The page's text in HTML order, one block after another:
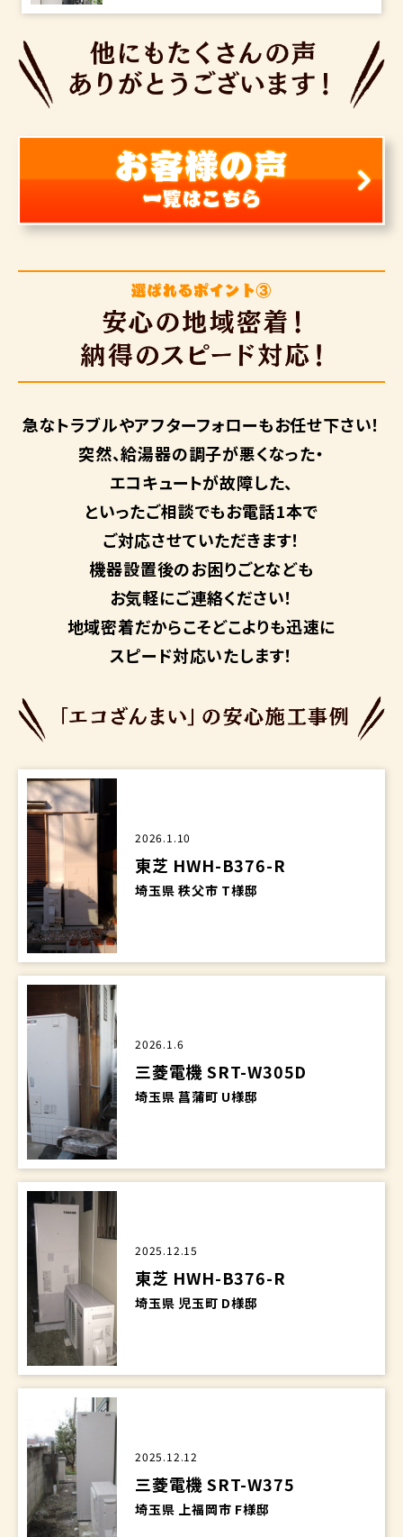
急なトラブルやアフターフォローもお任せ下さい！
突然、給湯器の調子が悪くなった・
エコキュートが故障した、
といったご相談でもお電話1本で
ご対応させていただきます！
機器設置後のお困りごとなども
お気軽にご連絡ください！
地域密着だからこそどこよりも迅速に
スピード対応いたします！
2026.1.10
東芝 HWH-B376-R
埼玉県 秩父市 T様邸
2026.1.6
三菱電機 SRT-W305D
埼玉県 菖蒲町 U様邸
2025.12.15
東芝 HWH-B376-R
埼玉県 児玉町 D様邸
2025.12.12
三菱電機 SRT-W375
埼玉県 上福岡市 F様邸